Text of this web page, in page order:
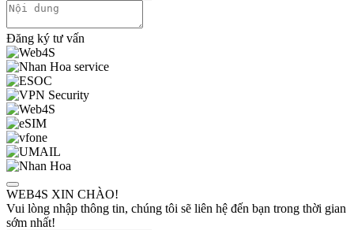
Đăng ký tư vấn
WEB4S XIN CHÀO!
Vui lòng nhập thông tin, chúng tôi sẽ liên hệ đến bạn trong thời gian
sớm nhất!